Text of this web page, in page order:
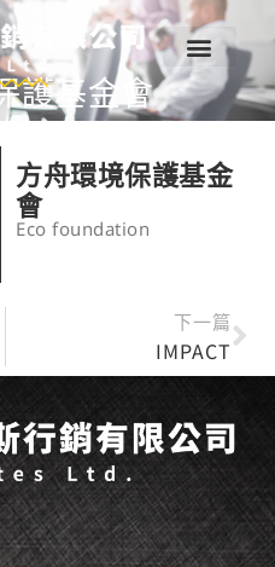
護基金會
方舟環境保護基金
會
Eco foundation
下一篇
IMPACT